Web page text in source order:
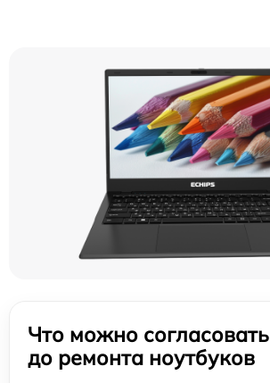
Что можно согласовать
до ремонта ноутбуков